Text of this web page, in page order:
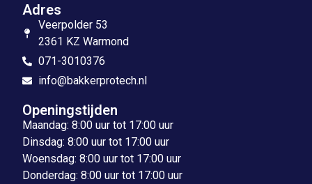
Adres
Veerpolder 53
2361 KZ Warmond
071-3010376
info@bakkerprotech.nl
Openingstijden
Maandag: 8:00 uur tot 17:00 uur
Dinsdag: 8:00 uur tot 17:00 uur
Woensdag: 8:00 uur tot 17:00 uur
Donderdag: 8:00 uur tot 17:00 uur